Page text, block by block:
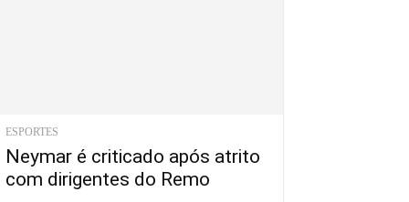
ESPORTES
Neymar é criticado após atrito
com dirigentes do Remo